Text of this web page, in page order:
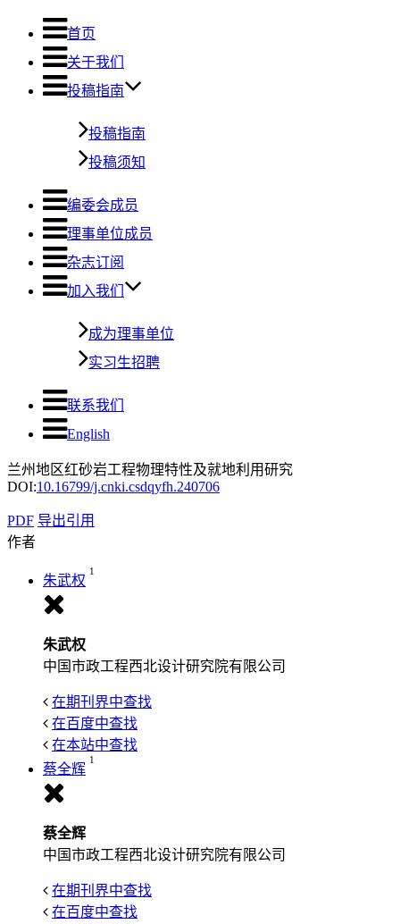
首页
关于我们
投稿指南
投稿指南
投稿须知
编委会成员
理事单位成员
杂志订阅
加入我们
成为理事单位
实习生招聘
联系我们
English
兰州地区红砂岩工程物理特性及就地利用研究
DOI:10.16799/j.cnki.csdqyfh.240706
PDF 导出引用
作者
朱武权
1
朱武权
中国市政工程西北设计研究院有限公司
在期刊界中查找
在百度中查找
在本站中查找
蔡全辉
1
蔡全辉
中国市政工程西北设计研究院有限公司
在期刊界中查找
在百度中查找